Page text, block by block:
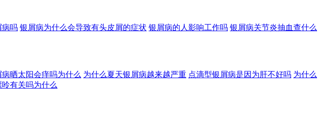
病吗 银屑病为什么会导致有头皮屑的症状 银屑病的人影响工作吗 银屑病关节炎抽血查什么
晒太阳会痒吗为什么 为什么夏天银屑病越来越严重 点滴型银屑病是因为肝不好吗 为什么
有关吗为什么